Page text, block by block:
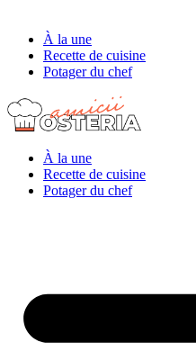
À la une
Recette de cuisine
Potager du chef
À la une
Recette de cuisine
Potager du chef